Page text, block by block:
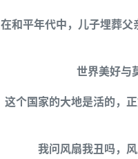
在和平年代中，儿子埋葬
世界美好
这个国家的大地是活的，
我问风扇我丑吗，